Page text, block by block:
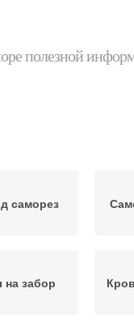
полезной
саморез
забор